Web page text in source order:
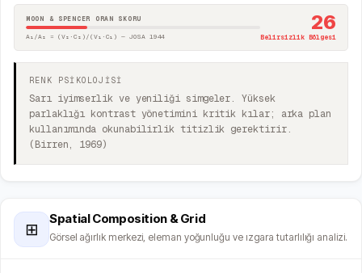
MOON & SPENCER ORAN SKORU
A₁/A₂ = (V₂·C₂)/(V₁·C₁) — JOSA 1944
26
Belirsizlik Bölgesi
RENK PSİKOLOJİSİ
Sarı iyimserlik ve yeniliği simgeler. Yüksek
parlaklığı kontrast yönetimini kritik kılar; arka plan
kullanımında okunabilirlik titizlik gerektirir.
(Birren, 1969)
⊞
Spatial Composition & Grid
Görsel ağırlık merkezi, eleman yoğunluğu ve ızgara tutarlılığı analizi.